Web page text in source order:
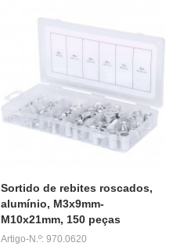
Sortido de rebites roscados,
alumínio, M3x9mm-
M10x21mm, 150 peças
Artigo-N.º: 970.0620